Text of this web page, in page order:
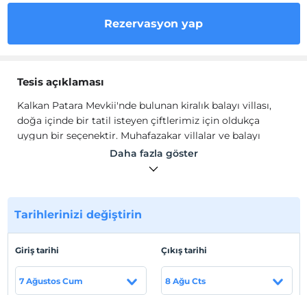
Rezervasyon yap
Tesis açıklaması
Kalkan Patara Mevkii'nde bulunan kiralık balayı villası,
doğa içinde bir tatil isteyen çiftlerimiz için oldukça
uygun bir seçenektir. Muhafazakar villalar ve balayı
villaları kategorisinde yer alan villamız, 3 yatak odası ile 5
kişilik konaklama kapasitesine sahiptir.
Yaren, mahremiyete önem veren ailelerimiz için huzur
dolu bir tatil fırsatı sunuyor. Geniş havuz terası ve yatak
Tesis lokasyon bilgileri
Kalkan Patara Mevkii'nde yer almaktadır.
Daha fazla göster
Tarihlerinizi değiştirin
Giriş tarihi
7 Ağustos Cum
Çıkış tarihi
8 Ağu Cts